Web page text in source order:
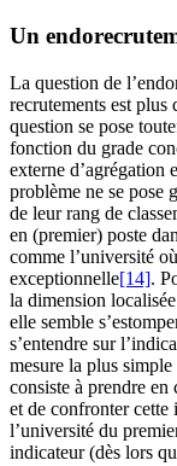
Un
La question de
recrutements est
question se pose
fonction du grade
externe d’agrégation
problème ne se pose
de leur rang de
en (premier) poste
comme l’université
exceptionnelle[14].
la dimension
elle semble
s’entendre sur
mesure la plus
consiste à prendre
et de confronter cette
l’université du
indicateur (dès lors